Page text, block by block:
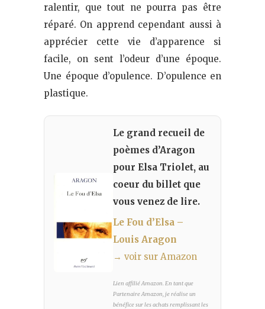
ralentir, que tout ne pourra pas être
réparé. On apprend cependant aussi à
apprécier cette vie d’apparence si
facile, on sent l’odeur d’une époque.
Une époque d’opulence. D’opulence en
plastique.
Le grand recueil de
poèmes d’Aragon
pour Elsa Triolet, au
coeur du billet que
vous venez de lire.
Le Fou d’Elsa –
Louis Aragon
→ voir sur Amazon
Lien affilié Amazon. En tant que
Partenaire Amazon, je réalise un
bénéfice sur les achats remplissant les